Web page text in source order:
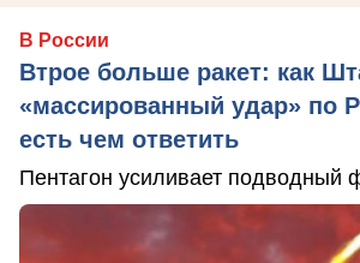
В России
Втрое больше ракет: как
«массированный удар» по
есть чем ответить
Пентагон усиливает подводный